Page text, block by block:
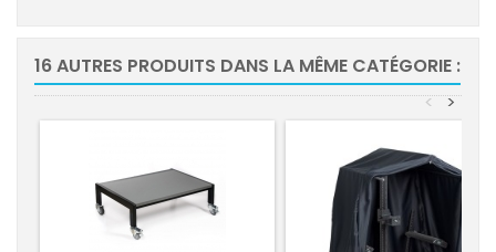
16 AUTRES PRODUITS DANS LA MÊME CATÉGORIE :
>
<